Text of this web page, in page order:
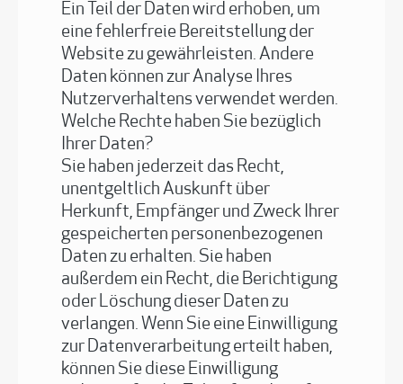
Ein Teil der Daten wird erhoben, um
eine fehlerfreie Bereitstellung der
Website zu gewährleisten. Andere
Daten können zur Analyse Ihres
Nutzerverhaltens verwendet werden.
Welche Rechte haben Sie bezüglich
Ihrer Daten?
Sie haben jederzeit das Recht,
unentgeltlich Auskunft über
Herkunft, Empfänger und Zweck Ihrer
gespeicherten personenbezogenen
Daten zu erhalten. Sie haben
außerdem ein Recht, die Berichtigung
oder Löschung dieser Daten zu
verlangen. Wenn Sie eine Einwilligung
zur Datenverarbeitung erteilt haben,
können Sie diese Einwilligung